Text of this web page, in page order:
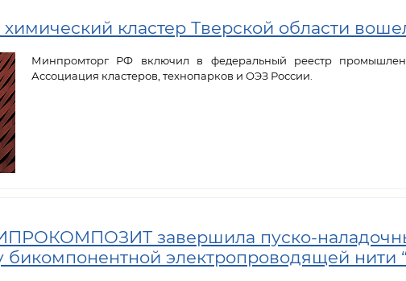
кластер Тверской области
Минпромторг РФ включил в федеральный реестр
Ассоциация кластеров, технопарков и ОЭЗ России.
завершила пуско-
бикомпонентной электропроводящей